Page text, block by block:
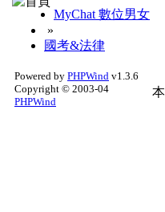
MyChat 數位男女
»
國考&法律
Powered by PHPWind v1.3.6
Copyright © 2003-04
PHPWind